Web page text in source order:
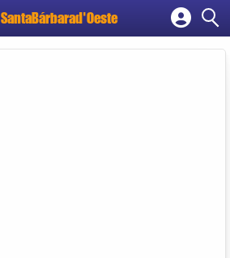
SantaBárbarad'Oeste
Cadastrar empresa